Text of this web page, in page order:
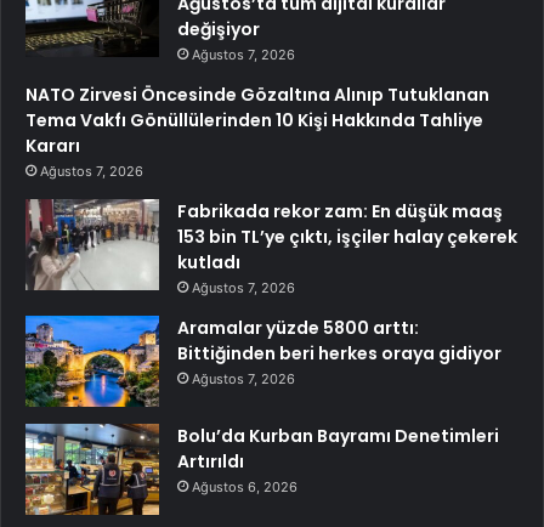
değişiyor
Ağustos 7, 2026
NATO Zirvesi Öncesinde Gözaltına Alınıp Tutuklanan
Tema Vakfı Gönüllülerinden 10 Kişi Hakkında Tahliye
Kararı
Ağustos 7, 2026
Fabrikada rekor zam: En düşük maaş
153 bin TL’ye çıktı, işçiler halay çekerek
kutladı
Ağustos 7, 2026
Aramalar yüzde 5800 arttı:
Bittiğinden beri herkes oraya gidiyor
Ağustos 7, 2026
Bolu’da Kurban Bayramı Denetimleri
Artırıldı
Ağustos 6, 2026